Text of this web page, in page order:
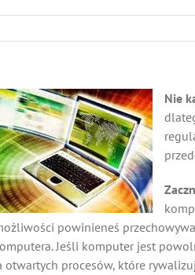
Nie
powinieneś
Jeśli komputer jest
procesów, które